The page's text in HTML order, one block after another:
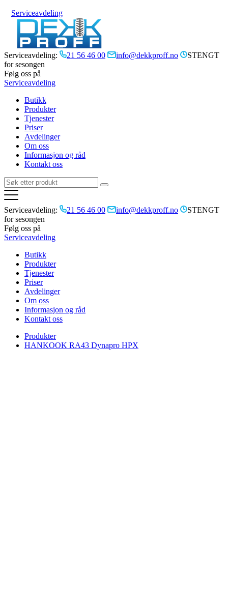
Serviceavdeling
Serviceavdeling: 21 56 46 00 info@dekkproff.no
STENGT
for sesongen
Følg oss på
Serviceavdeling
Butikk
Produkter
Tjenester
Priser
Avdelinger
Om oss
Informasjon og råd
Kontakt oss
Serviceavdeling: 21 56 46 00 info@dekkproff.no
STENGT
for sesongen
Følg oss på
Serviceavdeling
Butikk
Produkter
Tjenester
Priser
Avdelinger
Om oss
Informasjon og råd
Kontakt oss
Produkter
HANKOOK RA43 Dynapro HPX